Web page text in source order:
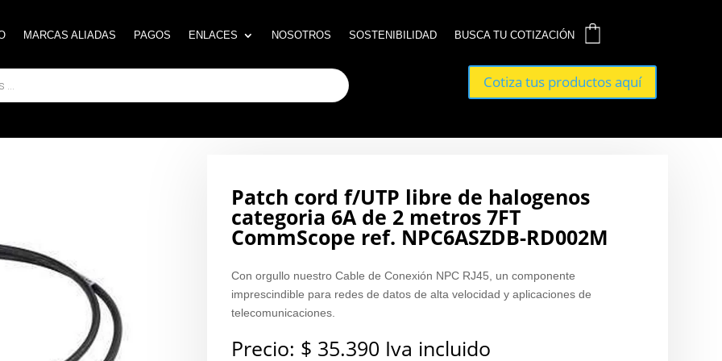
MARCAS ALIADAS PAGOS ENLACES NOSOTROS SOSTENIBILIDAD BUSCA TU COTIZACIÓN
Cotiza tus productos aquí
MARCAS ALIADAS PAGOS ENLACES NOSOTROS SOSTENIBILIDAD BUSCA TU COTIZACIÓN
Cotiza tus productos aquí
Patch cord f/UTP libre de halogenos
categoria 6A de 2 metros 7FT
CommScope ref. NPC6ASZDB-RD002M
Con orgullo nuestro Cable de Conexión NPC RJ45, un componente
imprescindible para redes de datos de alta velocidad y aplicaciones de
telecomunicaciones.
Precio: $ 35.390 Iva incluido